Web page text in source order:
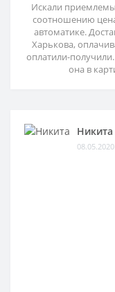
Искали
соотношению
автоматике.
Харькова,
оплатили-
она в
Никита
08.05.2020